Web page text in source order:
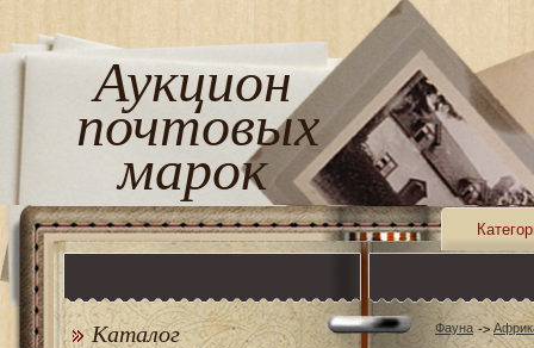
Аукцион
почтовых
марок
Каталог
Фауна